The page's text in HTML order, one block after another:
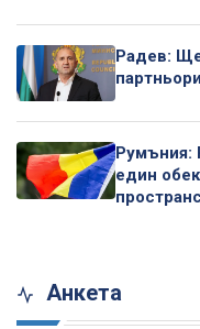
Радев:
Румъния:
един
Анкета